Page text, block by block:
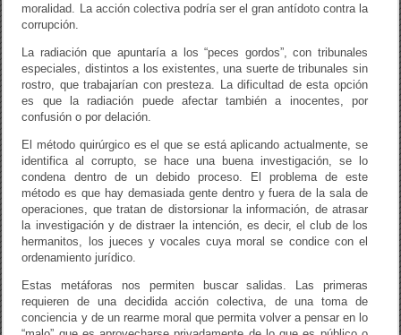
moralidad. La acción colectiva podría ser el gran antídoto contra la
corrupción.
La radiación que apuntaría a los “peces gordos”, con tribunales
especiales, distintos a los existentes, una suerte de tribunales sin
rostro, que trabajarían con presteza. La dificultad de esta opción
es que la radiación puede afectar también a inocentes, por
confusión o por delación.
El método quirúrgico es el que se está aplicando actualmente, se
identifica al corrupto, se hace una buena investigación, se lo
condena dentro de un debido proceso. El problema de este
método es que hay demasiada gente dentro y fuera de la sala de
operaciones, que tratan de distorsionar la información, de atrasar
la investigación y de distraer la intención, es decir, el club de los
hermanitos, los jueces y vocales cuya moral se condice con el
ordenamiento jurídico.
Estas metáforas nos permiten buscar salidas. Las primeras
requieren de una decidida acción colectiva, de una toma de
conciencia y de un rearme moral que permita volver a pensar en lo